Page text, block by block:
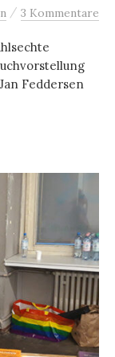
/ 3 Kommentare
Feddersen